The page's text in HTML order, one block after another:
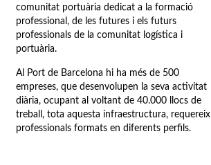
comunitat portuària dedicat a la formació
professional, de les futures i els futurs
professionals de la comunitat logística i
portuària.
Al Port de Barcelona hi ha més de 500
empreses, que desenvolupen la seva activitat
diària, ocupant al voltant de 40.000 llocs de
treball, tota aquesta infraestructura, requereix
professionals formats en diferents perfils.